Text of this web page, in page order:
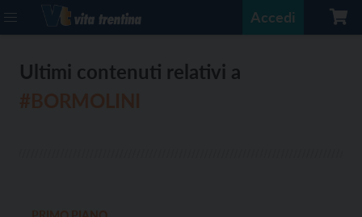
Accedi
Ultimi contenuti relativi a